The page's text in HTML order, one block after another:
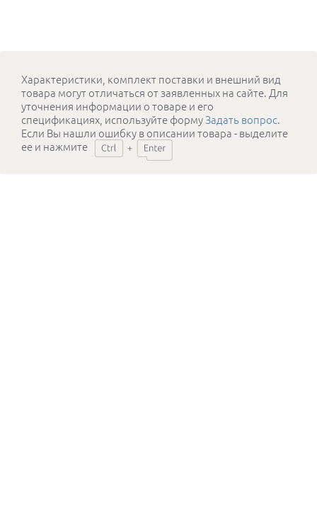
Характеристики, комплект поставки и внешний вид
товара могут отличаться от заявленных на сайте. Для
уточнения информации о товаре и его
спецификациях, используйте формуЗадать вопрос.
Если Вы нашли ошибку в описании товара - выделите
ее и нажмите